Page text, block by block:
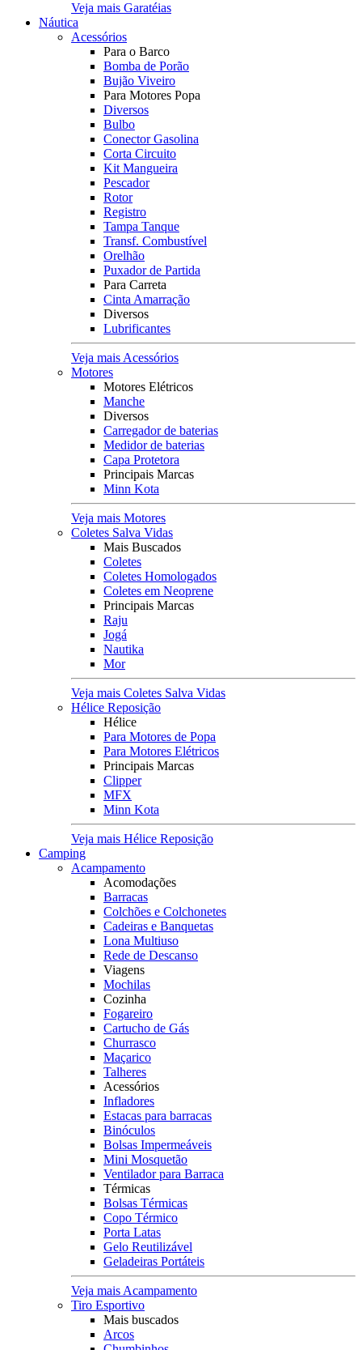
Veja mais Garatéias
Náutica
Acessórios
Para o Barco
Bomba de Porão
Bujão Viveiro
Para Motores Popa
Diversos
Bulbo
Conector Gasolina
Corta Circuito
Kit Mangueira
Pescador
Rotor
Registro
Tampa Tanque
Transf. Combustível
Orelhão
Puxador de Partida
Para Carreta
Cinta Amarração
Diversos
Lubrificantes
Veja mais Acessórios
Motores
Motores Elétricos
Manche
Diversos
Carregador de baterias
Medidor de baterias
Capa Protetora
Principais Marcas
Minn Kota
Veja mais Motores
Coletes Salva Vidas
Mais Buscados
Coletes
Coletes Homologados
Coletes em Neoprene
Principais Marcas
Raju
Jogá
Nautika
Mor
Veja mais Coletes Salva Vidas
Hélice Reposição
Hélice
Para Motores de Popa
Para Motores Elétricos
Principais Marcas
Clipper
MFX
Minn Kota
Veja mais Hélice Reposição
Camping
Acampamento
Acomodações
Barracas
Colchões e Colchonetes
Cadeiras e Banquetas
Lona Multiuso
Rede de Descanso
Viagens
Mochilas
Cozinha
Fogareiro
Cartucho de Gás
Churrasco
Maçarico
Talheres
Acessórios
Infladores
Estacas para barracas
Binóculos
Bolsas Impermeáveis
Mini Mosquetão
Ventilador para Barraca
Térmicas
Bolsas Térmicas
Copo Térmico
Porta Latas
Gelo Reutilizável
Geladeiras Portáteis
Veja mais Acampamento
Tiro Esportivo
Mais buscados
Arcos